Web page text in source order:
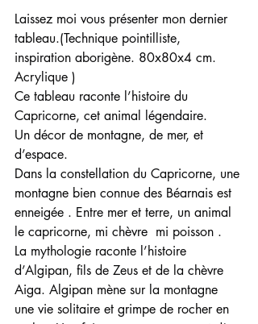
Laissez moi vous présenter mon dernier
tableau.(Technique pointilliste,
inspiration aborigène. 80x80x4 cm.
Acrylique )
Ce tableau raconte l’histoire du
Capricorne, cet animal légendaire.
Un décor de montagne, de mer, et
d’espace.
Dans la constellation du Capricorne, une
montagne bien connue des Béarnais est
enneigée . Entre mer et terre, un animal
le capricorne, mi chèvre  mi poisson .
La mythologie raconte l’histoire
d’Algipan, fils de Zeus et de la chèvre
Aiga. Algipan mène sur la montagne
une vie solitaire et grimpe de rocher en